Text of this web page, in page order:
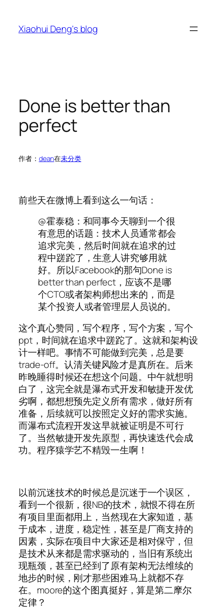
Xiaohui Deng's blog
Done is better than
perfect
作者： dean在未分类
前些天在微博上看到这么一句话：
@霍泰稳：和同事今天聊到一个很
有意思的话题：技术人员通常都会
追求完美，然后时间就在追求的过
程中蹉跎了，生意人讲究够用就
好。所以Facebook的那句Done is
better than perfect，应该不是哪
个CTO或者架构师想出来的，而是
某个投资人或者管理层人员说的。
这个真心赞同，写个程序，写个方案，写个
ppt，时间就在追求中蹉跎了。这就和架构设
计一样吧。事情不可能做到完美，总是要
trade-off。认清关键风险才是真所在。后来
昨晚睡得时候还在想这个问题。中午就想明
白了，这完全就是瀑布式开发和敏捷开发优
劣啊，都想想预先定义所有需求，做好所有
准备，后续就可以按照定义好的需求实施。
而瀑布式流程开发这早就被证明是不可行
了。当然敏捷开发先原型，再快速迭代会成
功。程序猿学艺不精毁一生啊！
以前沉迷技术的时候总是沉迷于一个误区，
看到一个很新，很NB的技术，就恨不得在所
有项目里面都用上，当然现在大家知道，基
于成本，进度，稳定性，甚至是厂商支持的
因素，实际在项目中大家还是相对保守，但
是技术从来都是需求驱动的，当旧有系统出
现瓶颈，甚至已经到了原有架构无法维续的
地步的时候，刚才那些困难马上就都不存
在。moore的这个图真挺好，算是第二摩尔
定律？